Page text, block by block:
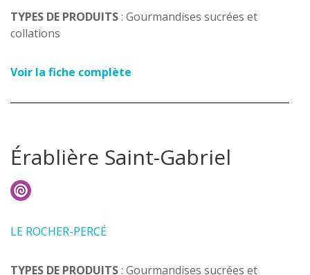
TYPES DE PRODUITS: Gourmandises sucrées et
collations
Voir la fiche complète
Érablière Saint-Gabriel
LE ROCHER-PERCÉ
TYPES DE PRODUITS: Gourmandises sucrées et